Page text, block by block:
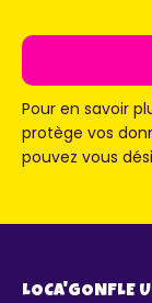
Pour en savoir
protège vos
pouvez vous
LOCA'GONFLE